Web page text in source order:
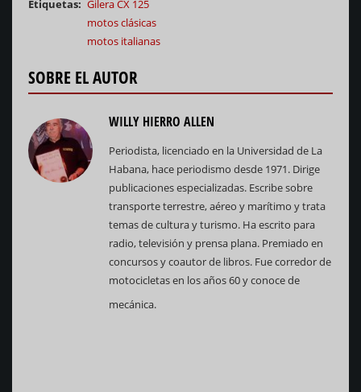
Etiquetas
Gilera CX 125
motos clásicas
motos italianas
SOBRE EL AUTOR
WILLY HIERRO ALLEN
Periodista, licenciado en la Universidad de La
Habana, hace periodismo desde 1971. Dirige
publicaciones especializadas. Escribe sobre
transporte terrestre, aéreo y marítimo y trata
temas de cultura y turismo. Ha escrito para
radio, televisión y prensa plana. Premiado en
concursos y coautor de libros. Fue corredor de
motocicletas en los años 60 y conoce de
mecánica.